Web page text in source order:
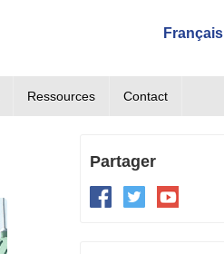
Français
Ressources Contact
Partager